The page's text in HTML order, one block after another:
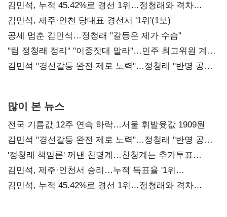
김민석, 누적 45.42%로 경선 1위…정청래와 격차
0.86%p(2보)
김민석, 제주·인천 당대표 경선서 '1위'(1보)
공세 멈춘 김민석…정청래 "갈등은 제가 수습"
"팀 정청래 정리" "이중잣대 말라"…민주 최고위원 계파
다툼 격화
김민석 "경선갈등 완전 제로 노력"…정청래 "반명 공세
많이 본 뉴스
전국 기름값 12주 연속 하락…서울 휘발윳값 1909원
김민석 "경선갈등 완전 제로 노력"…정청래 "반명 공세
사과부터"
'정청래 책임론' 꺼낸 친명계…친청계는 추가투표
때리기
김민석, 제주·인천서 승리…누적 득표율 '1위
탈환'(종합)
김민석, 누적 45.42%로 경선 1위…정청래와 격차